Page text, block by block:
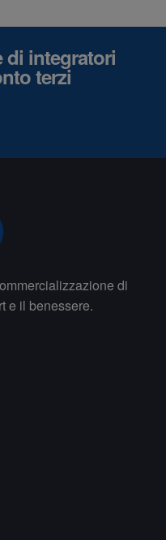
di integratori
terzi
di
e il benessere.